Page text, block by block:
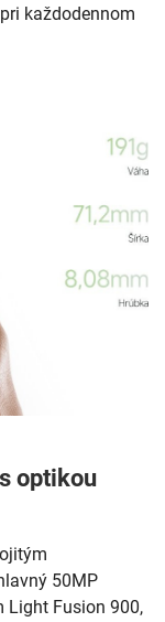
každodennom
optikou
50MP
Fusion 900,